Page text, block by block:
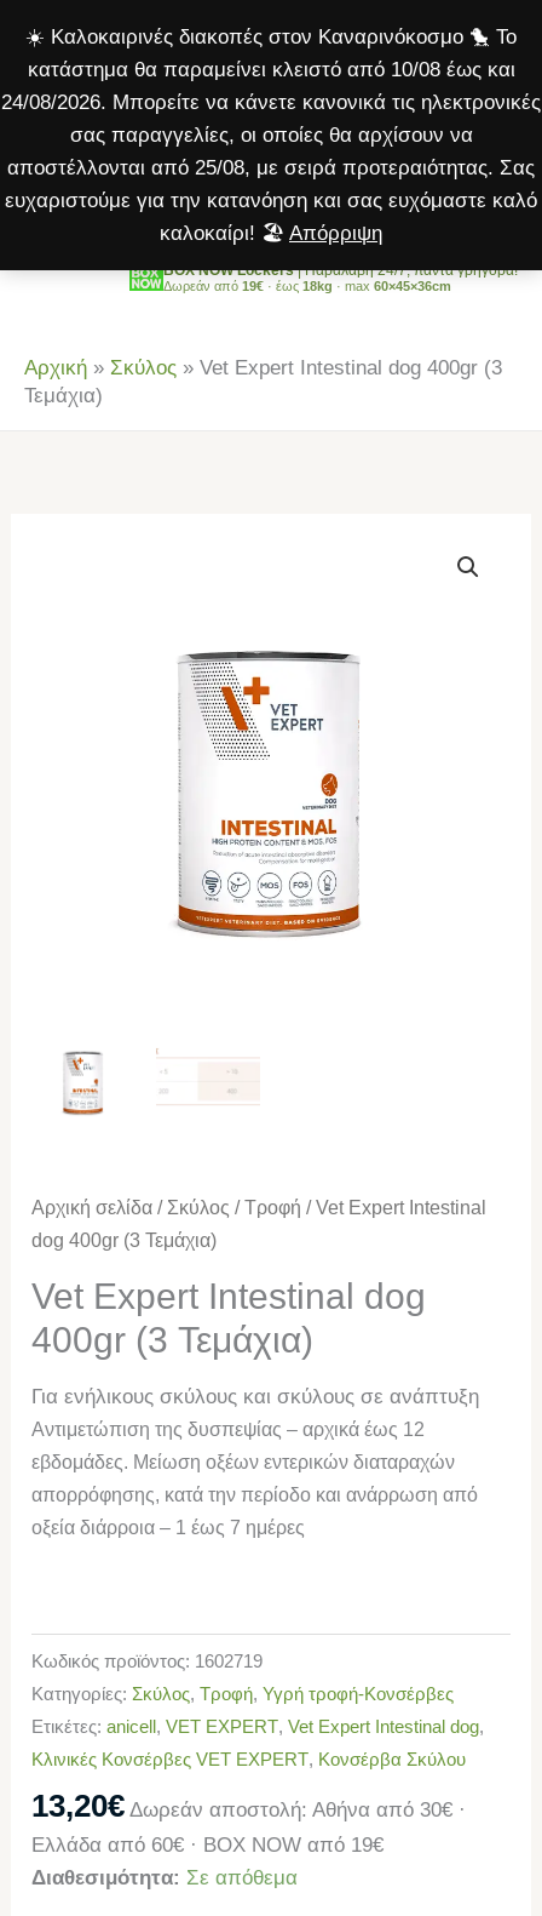
☀️ Καλοκαιρινές διακοπές στον Καναρινόκοσμο 🐤 Το
κατάστημα θα παραμείνει κλειστό από 10/08 έως και
24/08/2026. Μπορείτε να κάνετε κανονικά τις ηλεκτρονικές
σας παραγγελίες, οι οποίες θα αρχίσουν να
αποστέλλονται από 25/08, με σειρά προτεραιότητας. Σας
ευχαριστούμε για την κατανόηση και σας ευχόμαστε καλό
καλοκαίρι! 🏖️ Απόρριψη
στο
περιεχόμενο
BOX NOW Lockers| Παραλαβή 24/7, πάντα γρήγορα!
Δωρεάν από 19€ · έως 18kg · max 60×45×36cm
Αρχική » Σκύλος » Vet Expert Intestinal dog 400gr (3
Τεμάχια)
Αρχική σελίδα / Σκύλος /Τροφή / Vet Expert Intestinal
dog 400gr (3 Τεμάχια)
Vet Expert Intestinal dog
400gr (3 Τεμάχια)
Για ενήλικους σκύλους και σκύλους σε ανάπτυξη
Αντιμετώπιση της δυσπεψίας – αρχικά έως 12
εβδομάδες. Μείωση οξέων εντερικών διαταραχών
απορρόφησης, κατά την περίοδο και ανάρρωση από
οξεία διάρροια – 1 έως 7 ημέρες
Κωδικός προϊόντος: 1602719
Κατηγορίες: Σκύλος,Τροφή,Υγρή τροφή-Κονσέρβες
Ετικέτες:anicell,VET EXPERT,Vet Expert Intestinal dog,
Κλινικές Κονσέρβες VET EXPERT, Κονσέρβα Σκύλου
13,20€ Δωρεάν αποστολή: Αθήνα από 30€ ·
Ελλάδα από 60€ · BOX NOW από 19€
Διαθεσιμότητα: Σε απόθεμα
dog
400gr
(3
Τεμάχια)
ποσότητα